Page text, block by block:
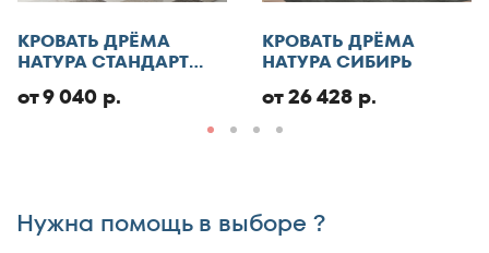
150x185
150x186
155x200
160x180
КРОВАТЬ ДРЁМА
НАТУРА СТАНДАРТ
от 9 040 р.
КРОВАТЬ ДРЁМА
НАТУРА СИБИРЬ
от 26 428 р.
Нужна помощь в выборе ?